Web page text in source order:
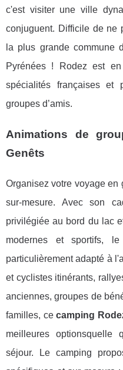
c'est visiter une ville
conjuguent. Difficile de ne
la plus grande commune
Pyrénées ! Rodez est
spécialités françaises et
groupes d’amis.
Animations de
Genêts
Organisez votre voyage en
sur-mesure. Avec son
privilégiée au bord du lac
modernes et sportifs,
particulièrement adapté à
et cyclistes itinérants,
anciennes, groupes de
familles, cecamping
meilleures
séjour. Le camping